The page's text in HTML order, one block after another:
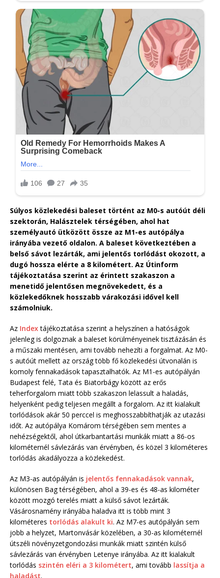
Súlyos közlekedési baleset történt az M0-s autóút déli
szektorán, Halásztelek térségében, ahol hat
személyautó ütközött össze az M1-es autópálya
irányába vezető oldalon. A baleset következtében a
belső sávot lezárták, ami jelentős torlódást okozott, a
dugó hossza elérte a 8 kilométert. Az Útinform
tájékoztatása szerint az érintett szakaszon a
menetidő jelentősen megnövekedett, és a
közlekedőknek hosszabb várakozási idővel kell
számolniuk.
Az Indextájékoztatása szerint a helyszínen a hatóságok
jelenleg is dolgoznak a baleset körülményeinek tisztázásán és
a műszaki mentésen, ami tovább nehezíti a forgalmat. Az M0-
s autóút mellett az ország több fő közlekedési útvonalán is
komoly fennakadások tapasztalhatók. Az M1-es autópályán
Budapest felé, Tata és Biatorbágy között az erős
teherforgalom miatt több szakaszon lelassult a haladás,
helyenként pedig teljesen megállt a forgalom. Az itt kialakult
torlódások akár 50 perccel is meghosszabbíthatják az utazási
időt. Az autópálya Komárom térségében sem mentes a
nehézségektől, ahol útkarbantartási munkák miatt a 86-os
kilométernél sávlezárás van érvényben, és közel 3 kilométeres
torlódás akadályozza a közlekedést.
Az M3-as autópályán is jelentős fennakadások vannak,
különösen Bag térségében, ahol a 39-es és 48-as kilométer
között mozgó terelés miatt a külső sávot lezárták.
Vásárosnamény irányába haladva itt is több mint 3
kilométeres torlódás alakult ki. Az M7-es autópályán sem
jobb a helyzet, Martonvásár közelében, a 30-as kilométernél
útszéli növényzetgondozási munkák miatt szintén külső
sávlezárás van érvényben Letenye irányába. Az itt kialakult
torlódás szintén eléri a 3 kilométert, ami tovább lassítja a
haladást.